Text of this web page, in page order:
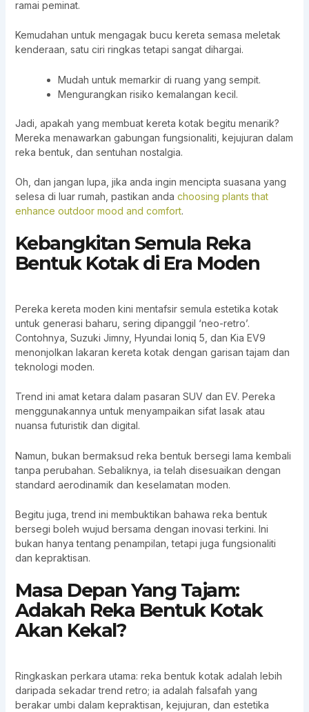
ramai peminat.
Kemudahan untuk mengagak bucu kereta semasa meletak
kenderaan, satu ciri ringkas tetapi sangat dihargai.
Mudah untuk memarkir di ruang yang sempit.
Mengurangkan risiko kemalangan kecil.
Jadi, apakah yang membuat kereta kotak begitu menarik?
Mereka menawarkan gabungan fungsionaliti, kejujuran dalam
reka bentuk, dan sentuhan nostalgia.
Oh, dan jangan lupa, jika anda ingin mencipta suasana yang
selesa di luar rumah, pastikan anda choosing plants that
enhance outdoor mood and comfort.
Kebangkitan Semula Reka
Bentuk Kotak di Era Moden
Pereka kereta moden kini mentafsir semula estetika kotak
untuk generasi baharu, sering dipanggil ‘neo-retro’.
Contohnya, Suzuki Jimny, Hyundai Ioniq 5, dan Kia EV9
menonjolkan lakaran kereta kotak dengan garisan tajam dan
teknologi moden.
Trend ini amat ketara dalam pasaran SUV dan EV. Pereka
menggunakannya untuk menyampaikan sifat lasak atau
nuansa futuristik dan digital.
Namun, bukan bermaksud reka bentuk bersegi lama kembali
tanpa perubahan. Sebaliknya, ia telah disesuaikan dengan
standard aerodinamik dan keselamatan moden.
Begitu juga, trend ini membuktikan bahawa reka bentuk
bersegi boleh wujud bersama dengan inovasi terkini. Ini
bukan hanya tentang penampilan, tetapi juga fungsionaliti
dan kepraktisan.
Masa Depan Yang Tajam:
Adakah Reka Bentuk Kotak
Akan Kekal?
Ringkaskan perkara utama: reka bentuk kotak adalah lebih
daripada sekadar trend retro; ia adalah falsafah yang
berakar umbi dalam kepraktisan, kejujuran, dan estetika